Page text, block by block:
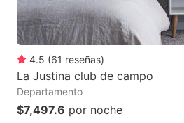
4.5 (61 reseñas)
La Justina club de campo
Departamento
$7,497.6 por noche